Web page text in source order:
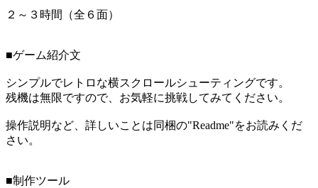
２～３時間（全６面）
■ゲーム紹介文
シンプルでレトロな横スクロールシューティングです。
残機は無限ですので、お気軽に挑戦してみてください。
操作説明など、詳しいことは同梱の"Readme"をお読みくだ
さい。
■制作ツール